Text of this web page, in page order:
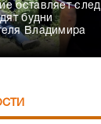
оставляет след
будни
Владимира